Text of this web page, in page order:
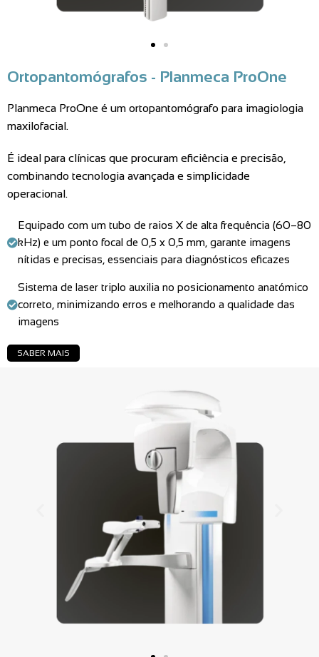
Ortopantomógrafos - Planmeca ProOne
Planmeca ProOne é um ortopantomógrafo para imagiologia
maxilofacial.
É ideal para clínicas que procuram eficiência e precisão,
combinando tecnologia avançada e simplicidade
operacional.
Equipado com um tubo de raios X de alta frequência (60–80
kHz) e um ponto focal de 0,5 x 0,5 mm, garante imagens
nítidas e precisas, essenciais para diagnósticos eficazes
Sistema de laser triplo auxilia no posicionamento anatómico
correto, minimizando erros e melhorando a qualidade das
imagens
SABER MAIS